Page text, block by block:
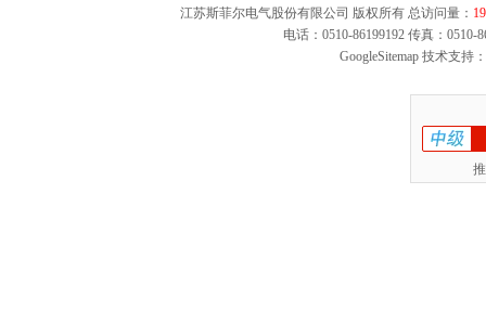
江苏斯菲尔电气股份有限公司 版权所有 总访问量：
电话：0510-86199192 传真：
GoogleSitemap技术支持